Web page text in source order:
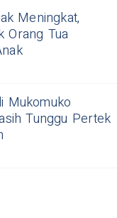
Meningkat,
Orang Tua
Mukomuko
Tunggu Pertek